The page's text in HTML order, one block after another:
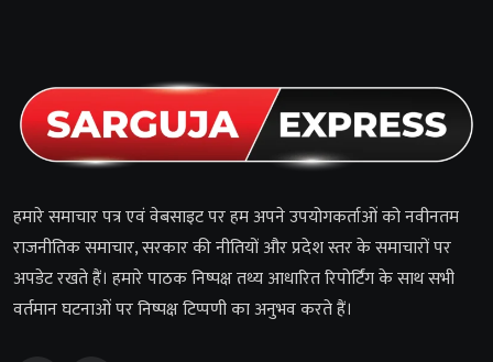
हमारे समाचार पत्र एवं वेबसाइट पर हम अपने उपयोगकर्ताओं को नवीनतम
राजनीतिक समाचार, सरकार की नीतियों और प्रदेश स्तर के समाचारों पर
अपडेट रखते हैं। हमारे पाठक निष्पक्ष तथ्य आधारित रिपोर्टिंग के साथ सभी
वर्तमान घटनाओं पर निष्पक्ष टिप्पणी का अनुभव करते हैं।